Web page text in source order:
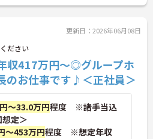
更新日：2026年06月08日
ださい
収417万円～◎グループホ
のお仕事です♪＜正社員＞
～33.0万円程度 ※諸手当込
定＞
～453万円程度 ※想定年収